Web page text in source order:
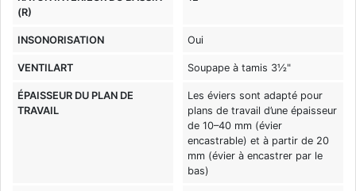
(R)
INSONORISATION Oui
VENTILART Soupape à tamis 3½"
ÉPAISSEUR DU PLAN DE
TRAVAIL
Les éviers sont adapté pour
plans de travail d’une épaisseur
de 10–40 mm (évier
encastrable) et à partir de 20
mm (évier à encastrer par le
bas)